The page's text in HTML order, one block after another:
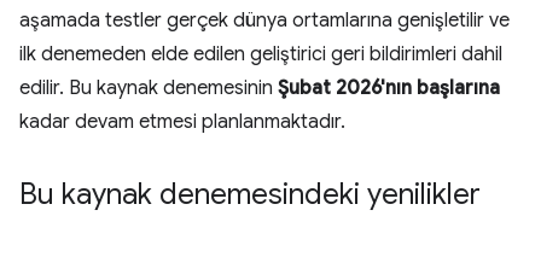
aşamada testler gerçek dünya ortamlarına genişletilir ve
ilk denemeden elde edilen geliştirici geri bildirimleri dahil
edilir. Bu kaynak denemesinin Şubat 2026'nın başlarına
kadar devam etmesi planlanmaktadır.
Bu kaynak denemesindeki yenilikler